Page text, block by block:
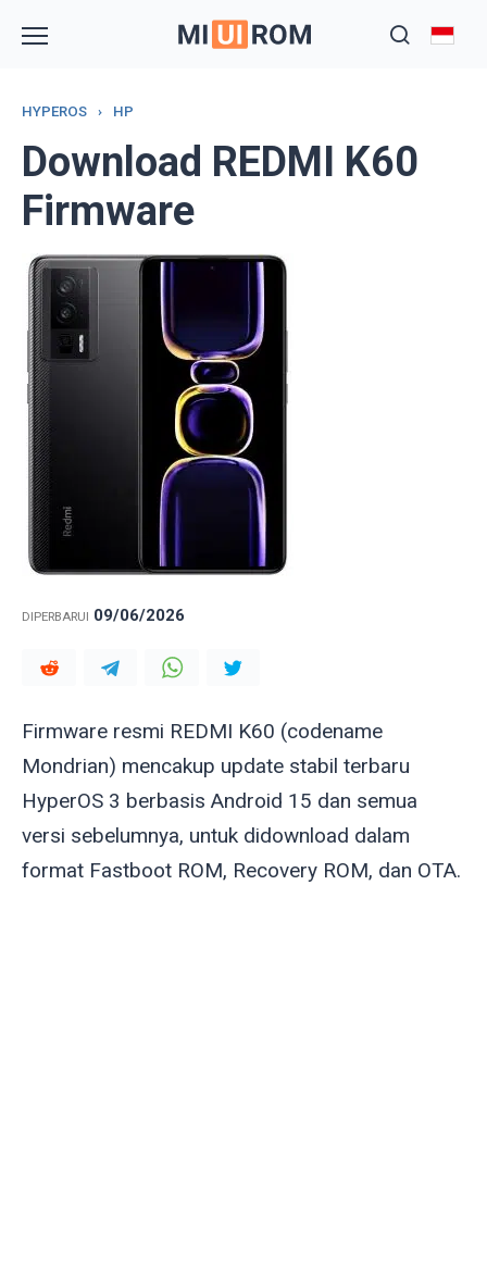
HYPEROS › HP
Download REDMI K60
Firmware
DIPERBARUI 09/06/2026
Firmware resmi REDMI K60 (codename
Mondrian) mencakup update stabil terbaru
HyperOS 3 berbasis Android 15 dan semua
versi sebelumnya, untuk didownload dalam
format Fastboot ROM, Recovery ROM, dan OTA.